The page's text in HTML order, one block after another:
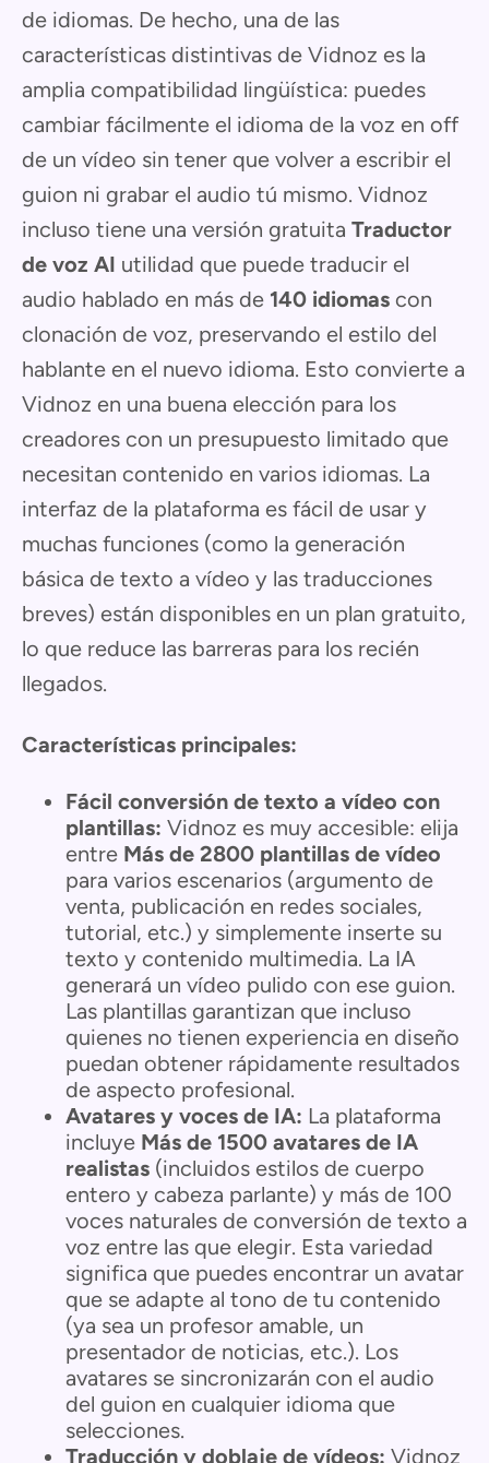
de idiomas. De hecho, una de las
características distintivas de Vidnoz es la
amplia compatibilidad lingüística: puedes
cambiar fácilmente el idioma de la voz en off
de un vídeo sin tener que volver a escribir el
guion ni grabar el audio tú mismo. Vidnoz
incluso tiene una versión gratuita Traductor
de voz AI utilidad que puede traducir el
audio hablado en más de 140 idiomas con
clonación de voz, preservando el estilo del
hablante en el nuevo idioma. Esto convierte a
Vidnoz en una buena elección para los
creadores con un presupuesto limitado que
necesitan contenido en varios idiomas. La
interfaz de la plataforma es fácil de usar y
muchas funciones (como la generación
básica de texto a vídeo y las traducciones
breves) están disponibles en un plan gratuito,
lo que reduce las barreras para los recién
llegados.
Características principales:
Fácil conversión de texto a vídeo con
plantillas: Vidnoz es muy accesible: elija
entre Más de 2800 plantillas de vídeo
para varios escenarios (argumento de
venta, publicación en redes sociales,
tutorial, etc.) y simplemente inserte su
texto y contenido multimedia. La IA
generará un vídeo pulido con ese guion.
Las plantillas garantizan que incluso
quienes no tienen experiencia en diseño
puedan obtener rápidamente resultados
de aspecto profesional.
Avatares y voces de IA: La plataforma
incluye Más de 1500 avatares de IA
realistas (incluidos estilos de cuerpo
entero y cabeza parlante) y más de 100
voces naturales de conversión de texto a
voz entre las que elegir. Esta variedad
significa que puedes encontrar un avatar
que se adapte al tono de tu contenido
(ya sea un profesor amable, un
presentador de noticias, etc.). Los
avatares se sincronizarán con el audio
del guion en cualquier idioma que
selecciones.
Traducción y doblaje de vídeos: Vidnoz